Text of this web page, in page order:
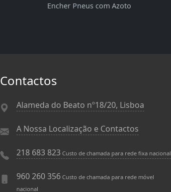
Encher Pneus com Azoto
Contactos
Alameda do Beato nº18/20, Lisboa
A Nossa Localização e Contactos
218 683 823 Custo de chamada para rede fixa nacional
960 260 356 Custo de chamada para rede móvel
nacional